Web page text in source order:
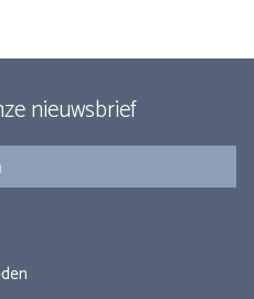
nieuwsbrief